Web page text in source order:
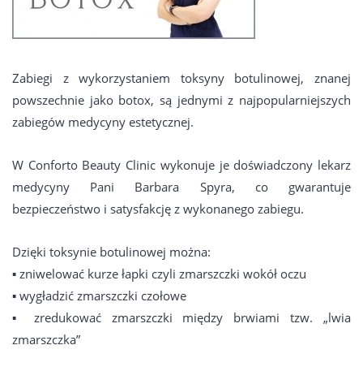
Zabiegi z wykorzystaniem toksyny botulinowej, znanej
powszechnie jako botox, są jednymi z najpopularniejszych
zabiegów medycyny estetycznej.
W Conforto Beauty Clinic wykonuje je doświadczony lekarz
medycyny Pani Barbara Spyra, co gwarantuje
bezpieczeństwo i satysfakcję z wykonanego zabiegu.
Dzięki toksynie botulinowej można:
▪️ zniwelować kurze łapki czyli zmarszczki wokół oczu
▪️ wygładzić zmarszczki czołowe
▪️ zredukować zmarszczki między brwiami tzw. „lwia
zmarszczka”